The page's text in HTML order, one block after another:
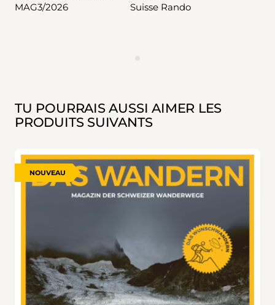
MAG3/2026 Suisse Rando
TU POURRAIS AUSSI AIMER LES
PRODUITS SUIVANTS
NOUVEAU